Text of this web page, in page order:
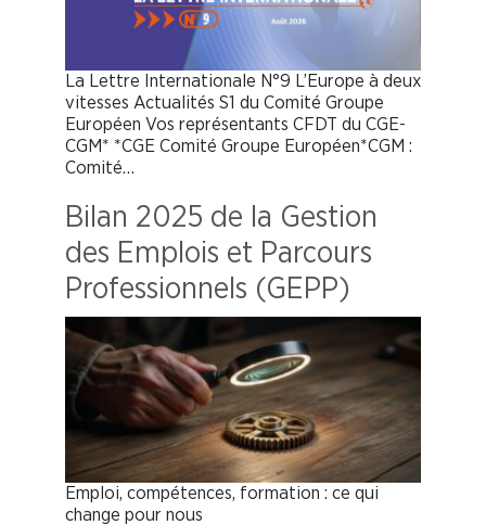
La Lettre Internationale N°9 L’Europe à deux
vitesses Actualités S1 du Comité Groupe
Européen Vos représentants CFDT du CGE-
CGM* *CGE Comité Groupe Européen*CGM :
Comité…
Bilan 2025 de la Gestion
des Emplois et Parcours
Professionnels (GEPP)
Emploi, compétences, formation : ce qui
change pour nous